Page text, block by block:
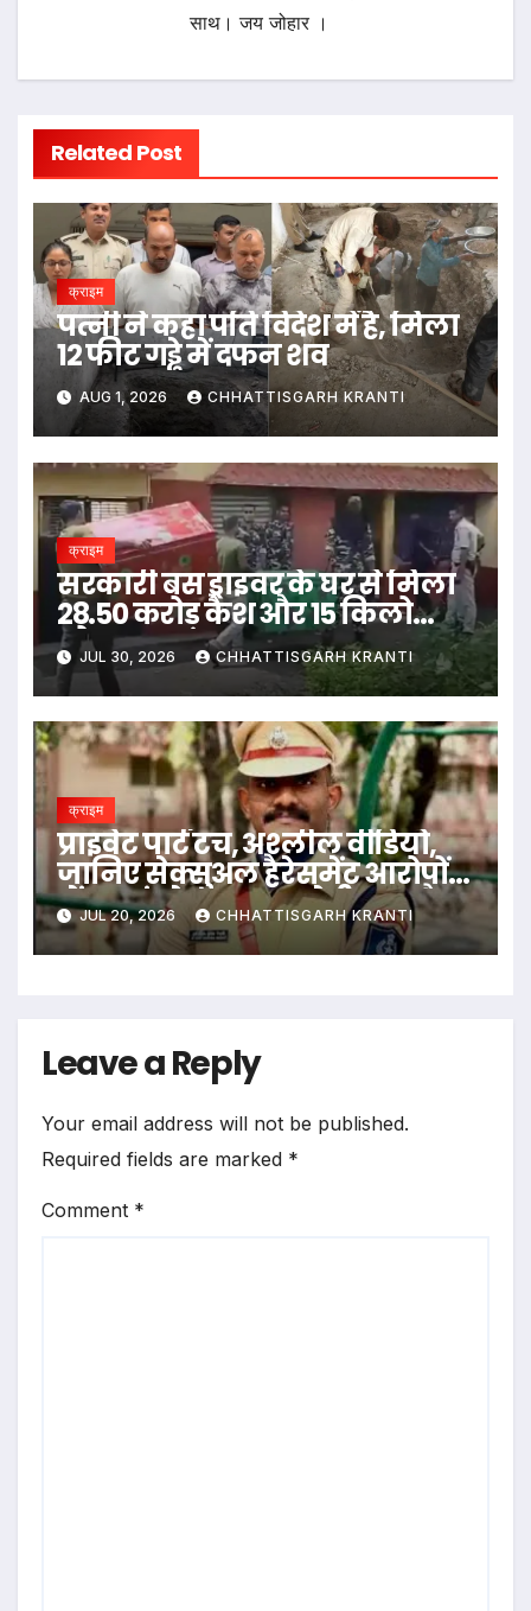
साथ। जय जोहार ।
Related Post
क्राइम
पत्नी ने कहा पति विदेश में है, मिला
12 फीट गड्ढे में दफन शव
AUG 1, 2026 CHHATTISGARH KRANTI
क्राइम
सरकारी बस ड्राइवर के घर से मिला
28.50 करोड़ कैश और 15 किलो
सोना
JUL 30, 2026 CHHATTISGARH KRANTI
क्राइम
प्राइवेट पार्ट टच, अश्लील वीडियो,
जानिए सेक्सुअल हैरेसमेंट आरोपों
में बुरा फंसे उदय कृष्ण रेड्डी IPS कौन
JUL 20, 2026 CHHATTISGARH KRANTI
Leave a Reply
Your email address will not be published.
Required fields are marked *
Comment *